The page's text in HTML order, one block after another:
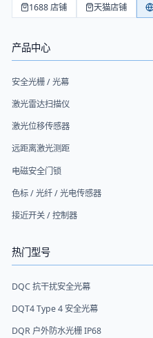
1688 店铺 天猫店铺
产品中心
安全光栅 / 光幕
激光雷达扫描仪
激光位移传感器
远距离激光测距
电磁安全门锁
色标 / 光纤 / 光电传感器
接近开关 / 控制器
热门型号
DQC 抗干扰安全光幕
DQT4 Type 4 安全光幕
DQR 户外防水光栅 IP68